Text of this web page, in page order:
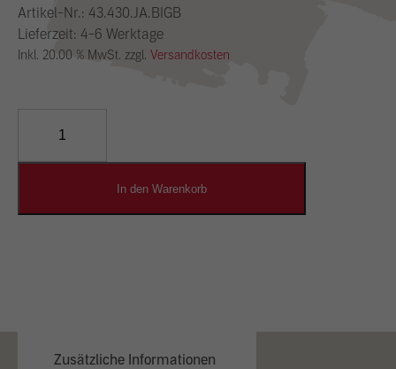
Artikel-Nr.: 43.430.JA.BIGB
Lieferzeit: 4-6 Werktage
Inkl. 20.00 % MwSt. zzgl. Versandkosten
Designputz
In den Warenkorb
Zusätzliche Informationen